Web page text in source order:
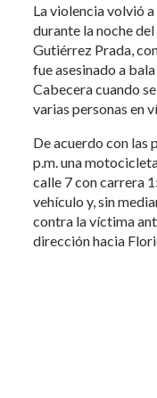
La violencia volvió
durante la noche
Gutiérrez Prada,
fue asesinado a
Cabecera cuando
varias personas en
De acuerdo con las
p.m. una
calle 7 con carrera
vehículo y, sin
contra la víctima
dirección hacia